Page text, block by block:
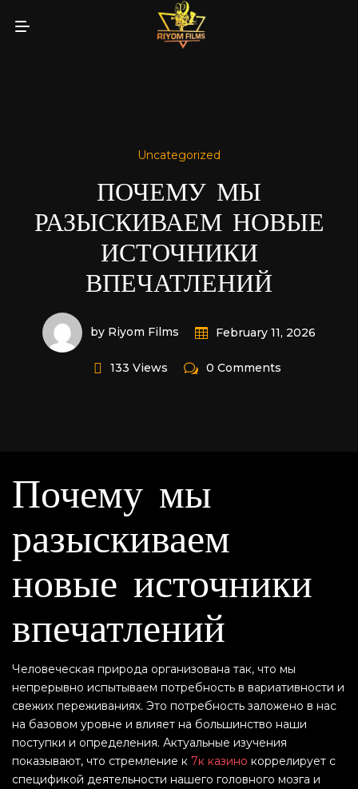
Uncategorized
ПОЧЕМУ МЫ
РАЗЫСКИВАЕМ НОВЫЕ
ИСТОЧНИКИ
ВПЕЧАТЛЕНИЙ
by Riyom Films February 11, 2026
133 Views 0 Comments
Почему мы
разыскиваем
новые источники
впечатлений
Человеческая природа организована так, что мы
непрерывно испытываем потребность в вариативности и
свежих переживаниях. Это потребность заложено в нас
на базовом уровне и влияет на большинство наши
поступки и определения. Актуальные изучения
показывают, что стремление к 7к казино коррелирует с
спецификой деятельности нашего головного мозга и